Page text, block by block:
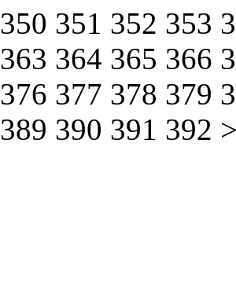
350 351 352 353
363 364 365 366
376 377 378 379
389 390 391 392